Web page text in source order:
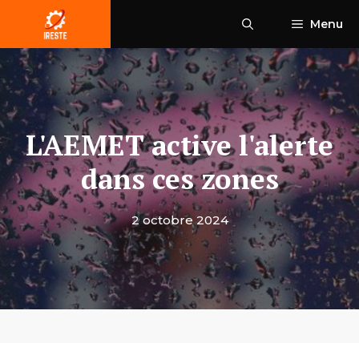
contenu
Menu
L'AEMET active l'alerte
dans ces zones
2 octobre 2024